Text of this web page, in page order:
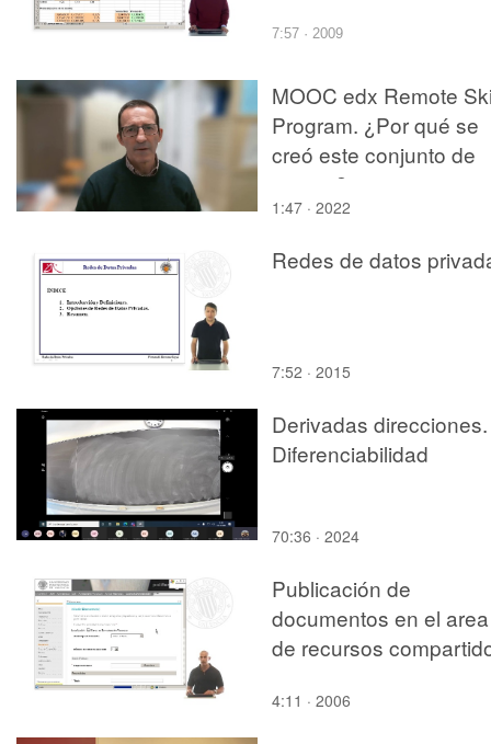
7:57 · 2009
MOOC edx Remote
Program. ¿Por qué se
creó este conjunto de
cursos?
1:47 · 2022
Redes de datos
7:52 · 2015
Derivadas direcciones.
Diferenciabilidad
70:36 · 2024
Publicación de
documentos en el area
de recursos
4:11 · 2006